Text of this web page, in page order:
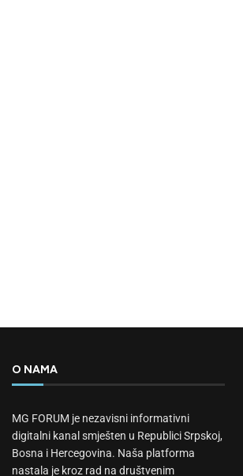
O NAMA
MG FORUM je nezavisni informativni
digitalni kanal smješten u Republici Srpskoj,
Bosna i Hercegovina. Naša platforma
nastala je kroz rad na društvenim